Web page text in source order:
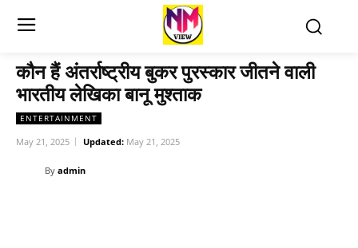
कौन हैं अंतर्राष्ट्रीय बुकर पुरस्कार जीतने वाली
भारतीय लेखिका बानू मुश्ताक
ENTERTAINMENT
May 21, 2025 Updated: May 21, 2025
By admin